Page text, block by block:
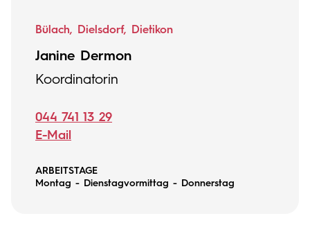
Bülach, Dielsdorf, Dietikon
Janine Dermon
Koordinatorin
044 741 13 29
E-Mail
ARBEITSTAGE
Montag - Dienstagvormittag - Donnerstag